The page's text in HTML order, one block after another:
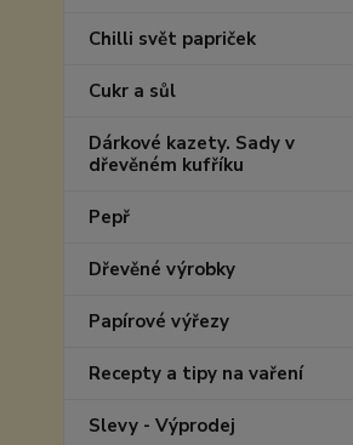
Chilli svět papriček
Cukr a sůl
Dárkové kazety. Sady v
dřevěném kufříku
Pepř
Dřevěné výrobky
Papírové výřezy
Recepty a tipy na vaření
Slevy - Výprodej